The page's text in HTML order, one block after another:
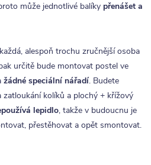
může jednotlivé balíky přenášet a
alespoň trochu zručnější osoba
určitě bude montovat postel ve
žádné speciální nářadí. Budete
kolíků a plochý + křížový
lepidlo, takže v budoucnu je
přestěhovat a opět smontovat.